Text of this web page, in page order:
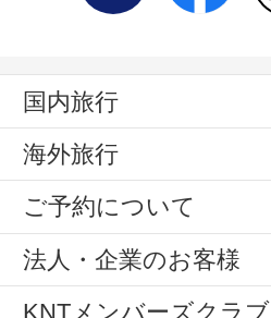
国内旅行
海外旅行
ご予約について
法人・企業のお客様
KNTメンバーズクラブ